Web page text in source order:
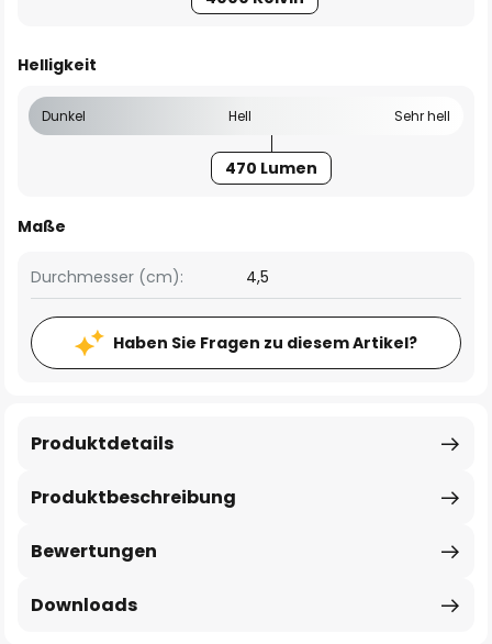
Helligkeit
Dunkel Hell Sehr hell
470 Lumen
Maße
Durchmesser (cm): 4,5
Haben Sie Fragen zu diesem Artikel?
Produktbeschreibung
Produktdetails
Bewertungen
Downloads